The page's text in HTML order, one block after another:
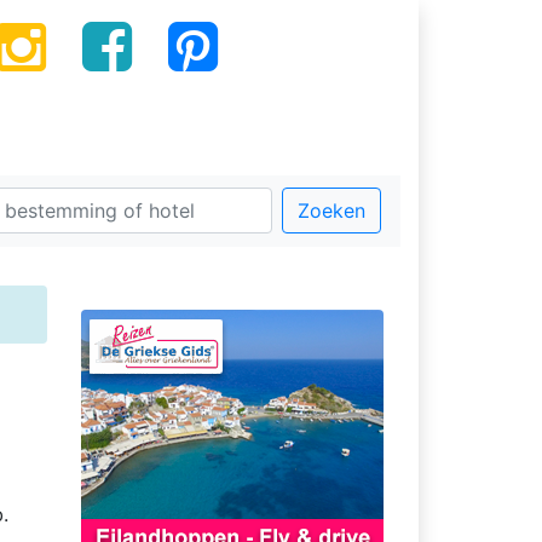
Zoeken